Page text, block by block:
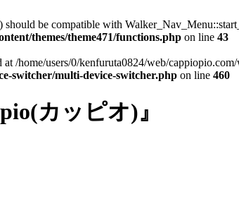
be compatible with
themes/theme471/functions.php on line 43
/home/users/0/kenfuruta0824/web/
switcher/multi-device-switcher.php on line 460
カッピオ)』